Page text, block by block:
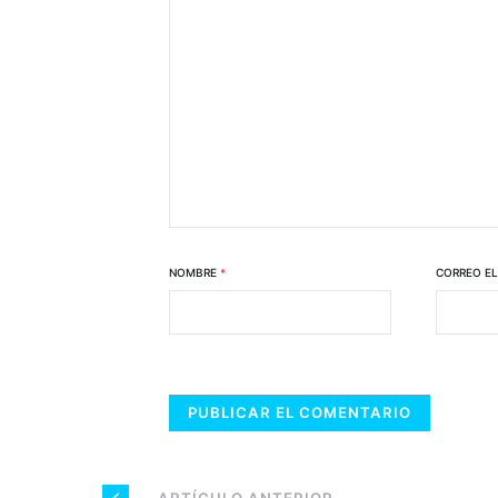
NOMBRE * CORREO